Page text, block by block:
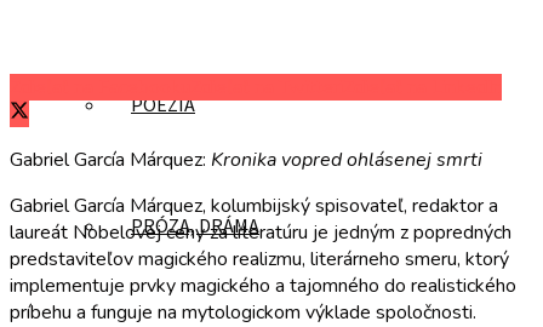
POÉZIA
PRÓZA, DRÁMA
Gabriel García Márquez: Kronika vopred ohlásenej smrti
Gabriel García Márquez, kolumbijský spisovateľ, redaktor a
laureát Nobelovej ceny za literatúru je jedným z popredných
predstaviteľov magického realizmu, literárneho smeru, ktorý
implementuje prvky magického a tajomného do realistického
príbehu a funguje na mytologickom výklade spoločnosti.